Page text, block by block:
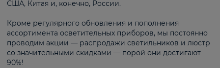
США, Китая и, конечно, России.
Кроме регулярного обновления и пополнения
ассортимента осветительных приборов, мы постоянно
проводим акции — распродажи светильников и люстр
со значительными скидками — порой они достигают
90%!